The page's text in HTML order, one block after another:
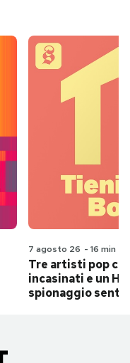
7 agosto 26 - 16 min
Tre artisti pop
incasinati e un
spionaggio